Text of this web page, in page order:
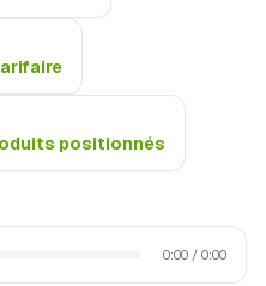
positionnés
0:00 / 0:00